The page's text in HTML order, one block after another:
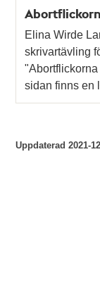
Elina Wirde
skrivartävling
sidan finns en
Uppdaterad2021-